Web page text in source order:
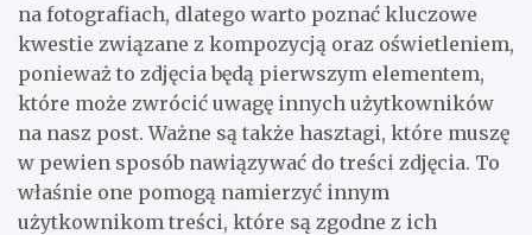
na fotografiach, dlatego warto poznać kluczowe
kwestie związane z kompozycją oraz oświetleniem,
ponieważ to zdjęcia będą pierwszym elementem,
które może zwrócić uwagę innych użytkowników
na nasz post. Ważne są także hasztagi, które muszę
w pewien sposób nawiązywać do treści zdjęcia. To
właśnie one pomogą namierzyć innym
użytkownikom treści, które są zgodne z ich